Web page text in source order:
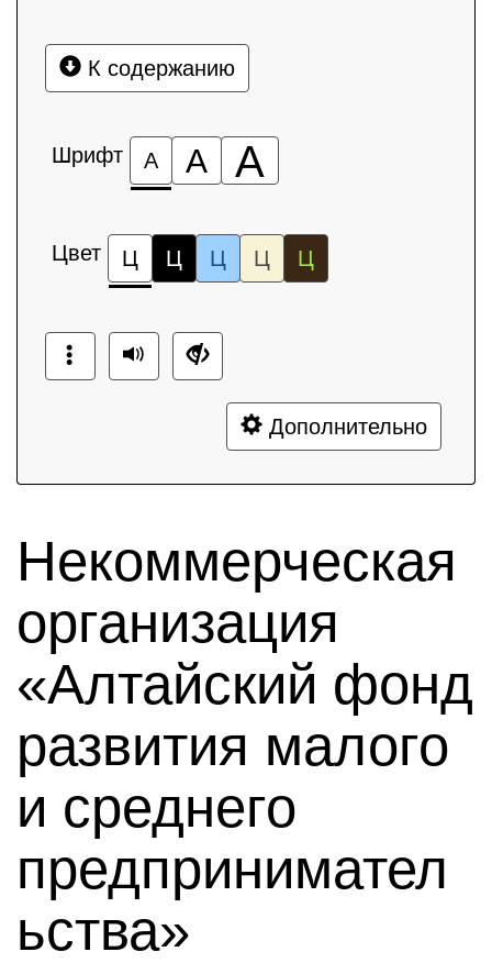
К содержанию
Шрифт А А А
Цвет Ц Ц Ц Ц Ц
Дополнительно
Некоммерческая
организация
«Алтайский фонд
развития малого
и среднего
предпринимател
ьства»